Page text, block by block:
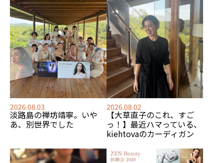
2026.08.03
淡路島の禅坊靖寧。いや
あ、別世界でした
2026.08.02
【大草直子のこれ、すご
っ！】最近ハマっている、
kiehtovaのカーディガン